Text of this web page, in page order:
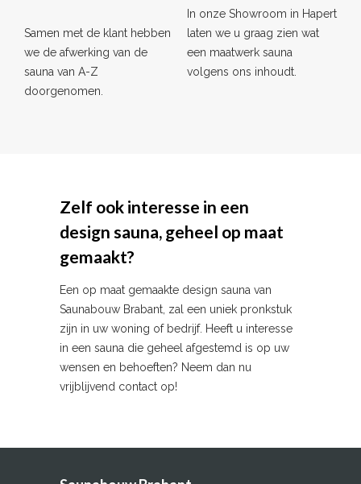
Samen met de klant hebben
we de afwerking van de
sauna van A-Z
doorgenomen.
In onze Showroom in Hapert
laten we u graag zien wat
een maatwerk sauna
volgens ons inhoudt.
Zelf ook interesse in een
design sauna, geheel op maat
gemaakt?
Een op maat gemaakte design sauna van
Saunabouw Brabant, zal een uniek pronkstuk
zijn in uw woning of bedrijf. Heeft u interesse
in een sauna die geheel afgestemd is op uw
wensen en behoeften? Neem dan nu
vrijblijvend contact op!